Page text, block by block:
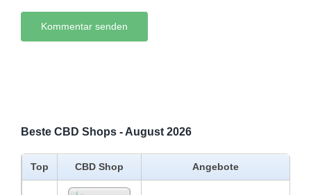
Beste CBD Shops - August 2026
Top CBD Shop Angebote